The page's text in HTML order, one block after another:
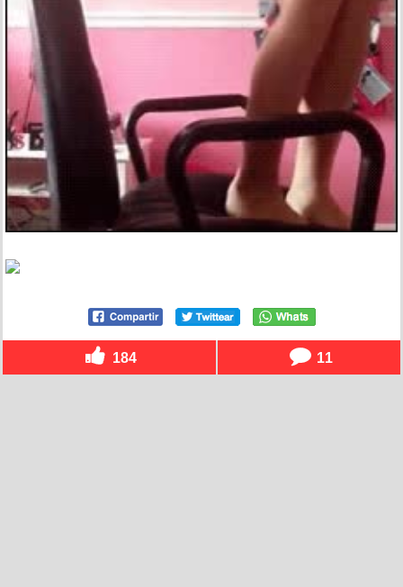
184 11